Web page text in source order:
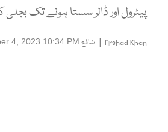
پیٹرول اور ڈالر سستا ہونے تک
Arshad Khan
| شائع 4, 2023 10:34 PM